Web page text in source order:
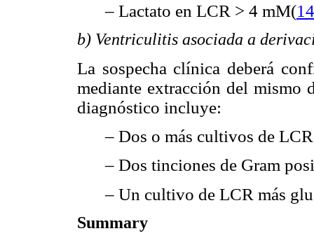
– Lactato en LCR > 4 mM(14
b) Ventriculitis asociada a
La sospecha clínica deberá
mediante extracción del mismo
diagnóstico incluye:
– Dos o más cultivos de
– Dos tinciones de Gram
– Un cultivo de LCR más
Summary